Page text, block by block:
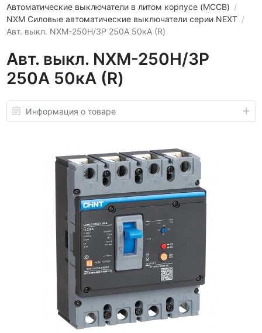
Автоматические выключатели в литом корпусе (MCCB)
NXM Силовые автоматические выключатели серии NEXT
Авт. выкл. NXM-250H/3P 250А 50кА (R)
Авт. выкл. NXM-250H/3P
250А 50кА (R)
Информация о товаре